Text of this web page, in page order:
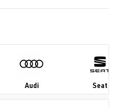
Audi Seat